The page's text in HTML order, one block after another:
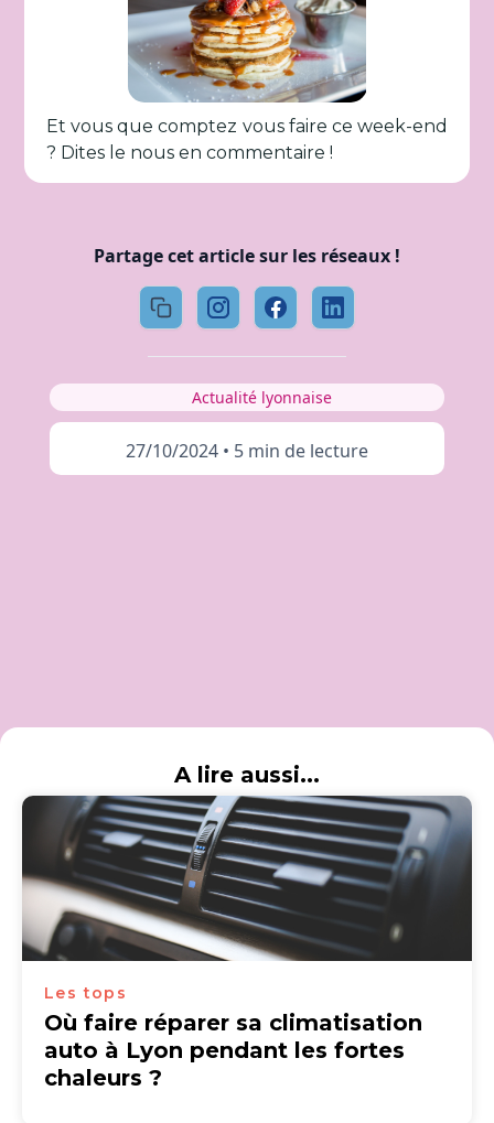
Et vous que comptez vous faire ce week-end
? Dites le nous en commentaire !
Partage cet article sur les réseaux !
Actualité lyonnaise
27/10/2024 • 5 min de lecture
A lire aussi...
Les tops
Où faire réparer sa climatisation
auto à Lyon pendant les fortes
chaleurs ?